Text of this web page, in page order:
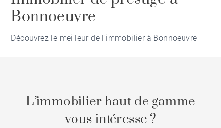
Bonnoeuvre
Découvrez le meilleur de l'immobilier à Bonnoeuvre
L’immobilier haut de gamme
vous intéresse ?